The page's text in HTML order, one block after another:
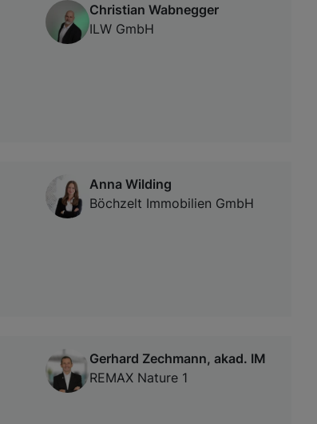
Christian Wabnegger
ILW GmbH
Anna Wilding
Böchzelt Immobilien GmbH
Gerhard Zechmann, akad. IM
REMAX Nature 1